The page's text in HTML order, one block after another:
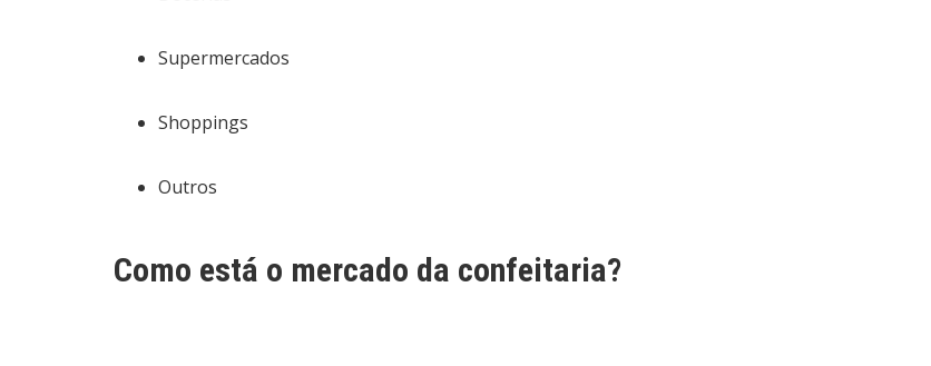
Supermercados
Shoppings
Outros
Como está o mercado da confeitaria?